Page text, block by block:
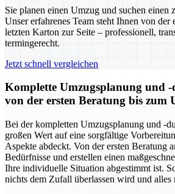
Sie planen einen Umzug und suchen einen
Unser erfahrenes Team steht Ihnen von der
letzten Karton zur Seite – professionell,
termingerecht.
Jetzt schnell vergleichen
Komplette Umzugsplanung und
von der ersten Beratung bis zum
Bei der kompletten Umzugsplanung und -
großen Wert auf eine sorgfältige
Aspekte abdeckt. Von der ersten Beratung
Bedürfnisse und erstellen einen
Ihre individuelle Situation abgestimmt ist.
nichts dem Zufall überlassen wird und alles